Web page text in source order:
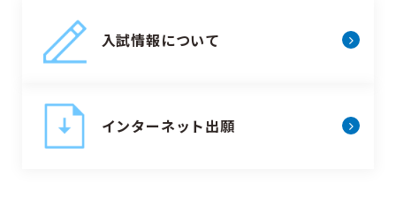
入試情報について
インターネット出願